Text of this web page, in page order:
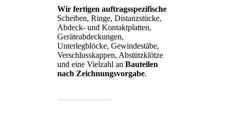
Wir fertigen auftragsspezifische
Scheiben, Ringe, Distanzstücke,
Abdeck- und Kontaktplatten,
Geräteabdeckungen,
Unterlegblöcke, Gewindestäbe,
Verschlusskappen, Abstützklötze
und eine Vielzahl an Bauteilen
nach Zeichnungsvorgabe.